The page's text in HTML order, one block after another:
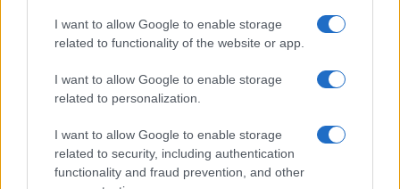
I want to allow Google to enable storage
related to functionality of the website or app.
I want to allow Google to enable storage
related to personalization.
I want to allow Google to enable storage
related to security, including authentication
functionality and fraud prevention, and other
d’inchiesta, bensì un copione politico travestito da
informazione, utile a rafforzare una narrazione
secondo cui la destra sarebbe strutturalmente
collusa e moralmente compromessa.
Un racconto che, secondo questa visione,
servirebbe anche adelegittimare un governo